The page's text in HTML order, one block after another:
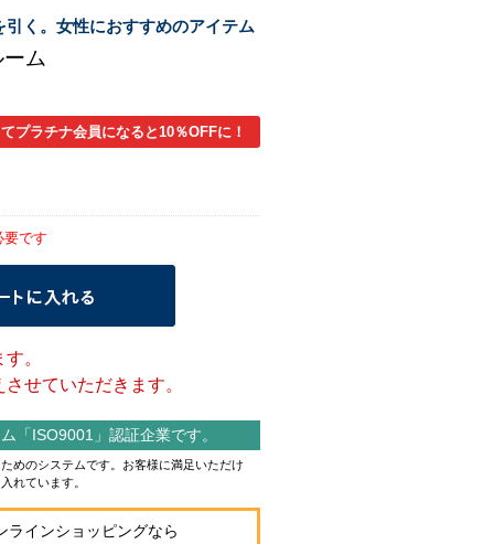
く。女性におすすめのアイテム
ム
プラチナ会員になると10％OFFに！
要です
。
せていただきます。
「ISO9001」認証企業です。
めのシステムです。お客様に満足いただけ
れています。
ラインショッピングなら